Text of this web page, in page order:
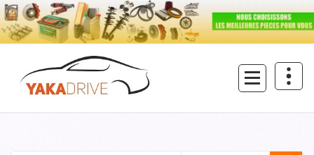
Aller
au
contenu